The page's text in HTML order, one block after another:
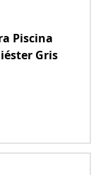
Piscina
Gris